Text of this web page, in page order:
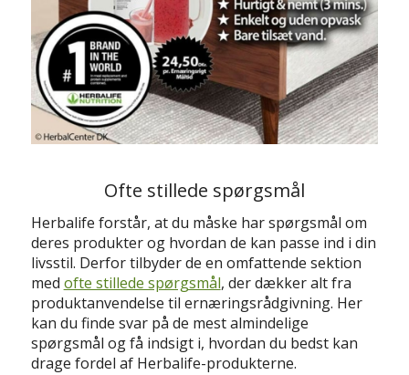
Ofte stillede spørgsmål
Herbalife forstår, at du måske har spørgsmål om
deres produkter og hvordan de kan passe ind i din
livsstil. Derfor tilbyder de en omfattende sektion
med ofte stillede spørgsmål, der dækker alt fra
produktanvendelse til ernæringsrådgivning. Her
kan du finde svar på de mest almindelige
spørgsmål og få indsigt i, hvordan du bedst kan
drage fordel af Herbalife-produkterne.